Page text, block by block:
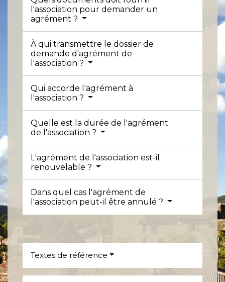
l'association pour demander un
agrément ?
À qui transmettre le dossier de
demande d'agrément de
l'association ?
Qui accorde l'agrément à
l'association ?
Quelle est la durée de l'agrément
de l'association ?
L'agrément de l'association est-il
renouvelable ?
Dans quel cas l'agrément de
l'association peut-il être annulé ?
Textes de référence